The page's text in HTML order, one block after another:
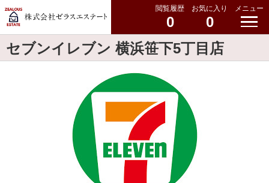
閲覧履歴
0
お気に入り
0
メニュー
セブンイレブン 横浜笹下5丁目店